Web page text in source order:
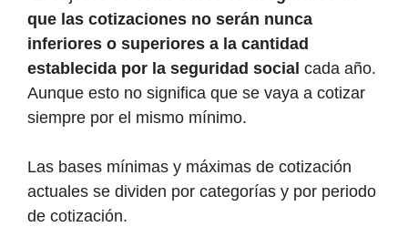
que las cotizaciones no serán nunca
inferiores o superiores a la cantidad
establecida por la seguridad social cada año.
Aunque esto no significa que se vaya a cotizar
siempre por el mismo mínimo.
Las bases mínimas y máximas de cotización
actuales se dividen por categorías y por periodo
de cotización.